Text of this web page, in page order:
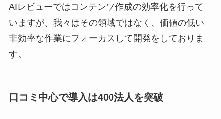
AIレビューではコンテンツ作成の効率化を行って
いますが、我々はその領域ではなく、価値の低い
非効率な作業にフォーカスして開発をしておりま
す。
口コミ中心で導入は400法人を突破